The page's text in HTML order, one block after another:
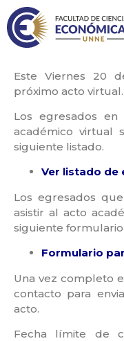
Este Viernes 20
próximo acto virtual.
Los egresados
académico virtual
siguiente listado.
Ver listado de
Los egresados
asistir al acto
siguiente formulario
Formulario
Una vez completo
contacto para
acto.
Fecha límite de